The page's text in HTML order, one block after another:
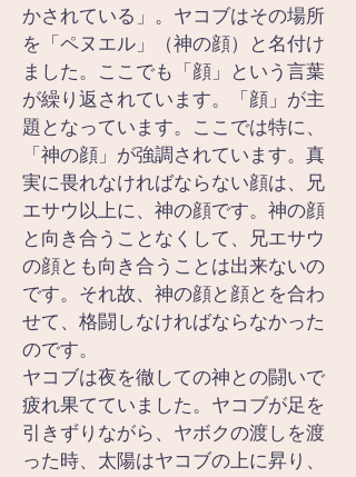
かされている」。ヤコブはその場所
を「ペヌエル」（神の顔）と名付け
ました。ここでも「顔」という言葉
が繰り返されています。「顔」が主
題となっています。ここでは特に、
「神の顔」が強調されています。真
実に畏れなければならない顔は、兄
エサウ以上に、神の顔です。神の顔
と向き合うことなくして、兄エサウ
の顔とも向き合うことは出来ないの
です。それ故、神の顔と顔とを合わ
せて、格闘しなければならなかった
のです。
ヤコブは夜を徹しての神との闘いで
疲れ果てていました。ヤコブが足を
引きずりながら、ヤボクの渡しを渡
った時、太陽はヤコブの上に昇り、